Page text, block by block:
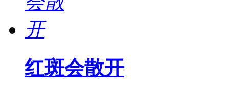
红斑会散开